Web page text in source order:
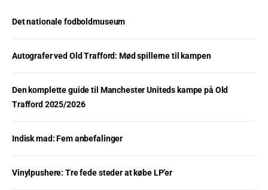
Det nationale fodboldmuseum
Autografer ved Old Trafford: Mød spillerne til kampen
Den komplette guide til Manchester Uniteds kampe på Old
Trafford 2025/2026
Indisk mad: Fem anbefalinger
Vinylpushere: Tre fede steder at købe LP’er